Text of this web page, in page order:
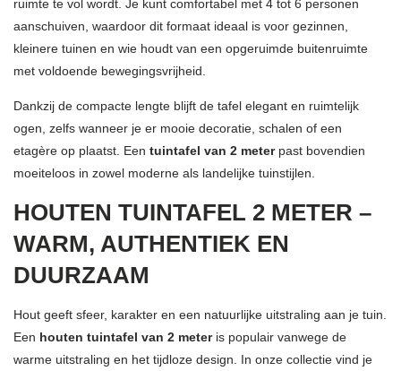
ruimte te vol wordt. Je kunt comfortabel met 4 tot 6 personen
aanschuiven, waardoor dit formaat ideaal is voor gezinnen,
kleinere tuinen en wie houdt van een opgeruimde buitenruimte
met voldoende bewegingsvrijheid.
Dankzij de compacte lengte blijft de tafel elegant en ruimtelijk
ogen, zelfs wanneer je er mooie decoratie, schalen of een
etagère op plaatst. Een tuintafel van 2 meterpast bovendien
moeiteloos in zowel moderne als landelijke tuinstijlen.
HOUTEN TUINTAFEL 2 METER –
WARM, AUTHENTIEK EN
DUURZAAM
Hout geeft sfeer, karakter en een natuurlijke uitstraling aan je tuin.
Een houten tuintafel van 2 meteris populair vanwege de
warme uitstraling en het tijdloze design. In onze collectie vind je